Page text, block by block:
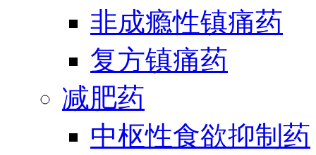
非成瘾性镇痛药
复方镇痛药
减肥药
中枢性食欲抑制药